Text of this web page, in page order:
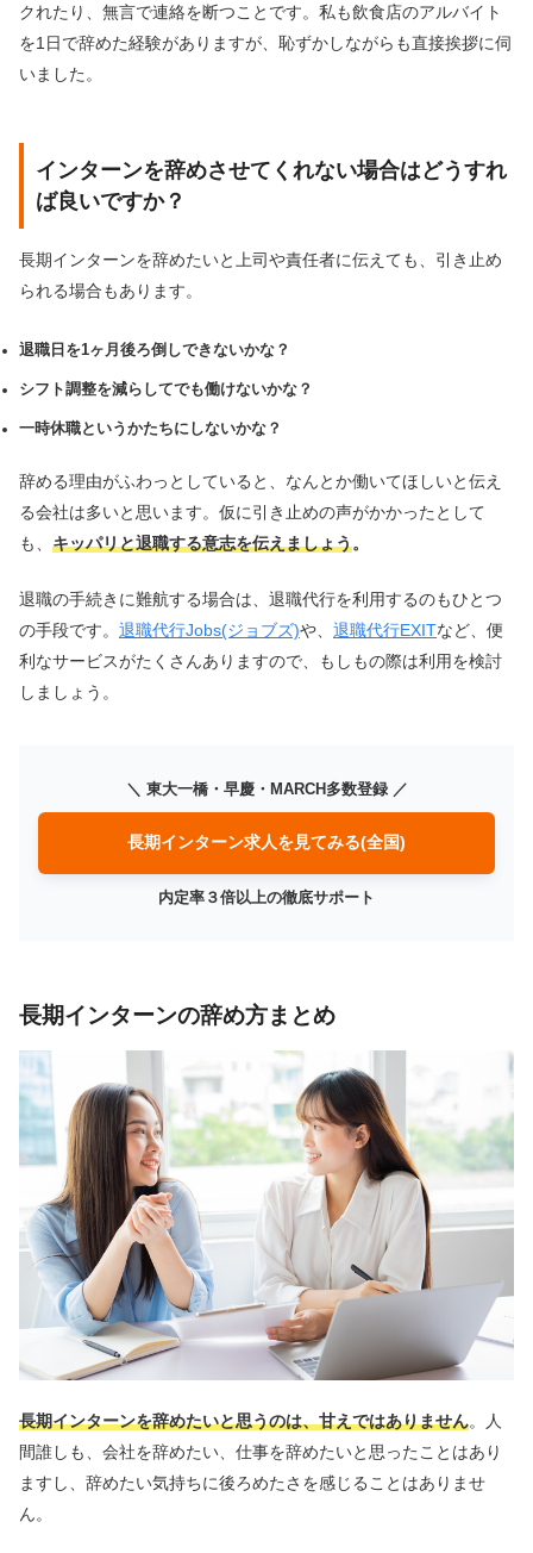
クれたり、無言で連絡を断つことです。私も飲食店のアルバイト
を1日で辞めた経験がありますが、恥ずかしながらも直接挨拶に伺
いました。
インターンを辞めさせてくれない場合はどうすれ
ば良いですか？
長期インターンを辞めたいと上司や責任者に伝えても、引き止め
られる場合もあります。
退職日を1ヶ月後ろ倒しできないかな？
シフト調整を減らしてでも働けないかな？
一時休職というかたちにしないかな？
辞める理由がふわっとしていると、なんとか働いてほしいと伝え
る会社は多いと思います。仮に引き止めの声がかかったとして
も、 キッパリと退職する意志を伝えましょう。
退職の手続きに難航する場合は、退職代行を利用するのもひとつ
の手段です。 退職代行Jobs(ジョブズ)や、 退職代行EXITなど、便
利なサービスがたくさんありますので、もしもの際は利用を検討
しましょう。
＼ 東大一橋・早慶・MARCH多数登録 ／
長期インターン求人を見てみる(全国)
内定率３倍以上の徹底サポート
長期インターンの辞め方まとめ
長期インターンを辞めたいと思うのは、甘えではありません。人
間誰しも、会社を辞めたい、仕事を辞めたいと思ったことはあり
ますし、辞めたい気持ちに後ろめたさを感じることはありませ
ん。